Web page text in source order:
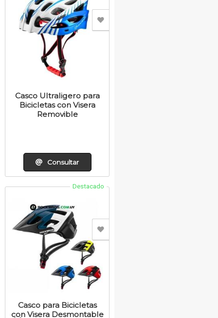
Casco Ultraligero para
Bicicletas con Visera
Removible
Consultar
Destacado
Casco para Bicicletas
con Visera Desmontable